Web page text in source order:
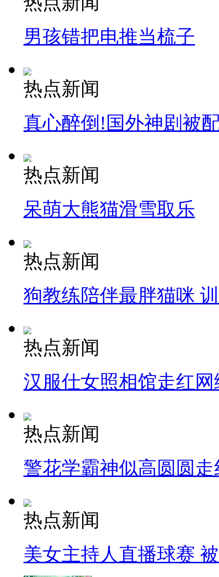
消防员救轻生者 花炮节热闹非凡 减压"枕头大战"
纽约上演“枕头大战”
司机酒驾遇交警 急速倒车逃窜
男孩错把电推当梳子
热点新闻
真心醉倒!国外神剧被
热点新闻
呆萌大熊猫滑雪取乐
热点新闻
狗教练陪伴最胖猫咪
热点新闻
汉服仕女照相馆走红网
热点新闻
警花学霸神似高圆圆走
热点新闻
美女主持人直播球赛